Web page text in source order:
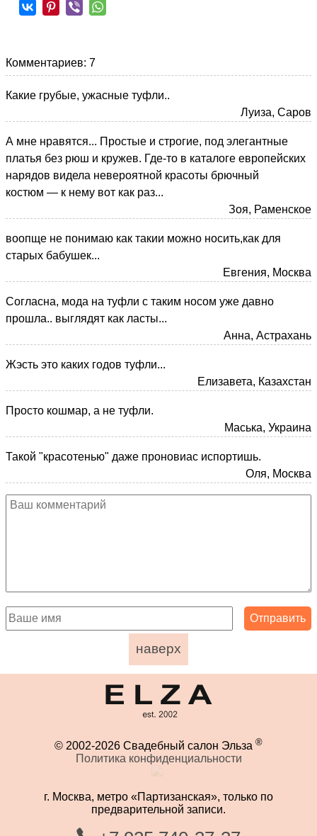
Комментариев: 7
Какие грубые, ужасные туфли..
Луиза, Саров
А мне нравятся... Простые и строгие, под элегантные
платья без рюш и кружев. Где-то в каталоге европейских
нарядов видела невероятной красоты брючный
костюм — к нему вот как раз...
Зоя, Раменское
воопще не понимаю как такии можно носить,как для
старых бабушек...
Евгения, Москва
Согласна, мода на туфли с таким носом уже давно
прошла.. выглядят как ласты...
Анна, Астрахань
Жэсть это каких годов туфли...
Елизавета, Казахстан
Просто кошмар, а не туфли.
Маська, Украина
Такой "красотенью" даже проновиас испортишь.
Оля, Москва
наверх
© 2002-2026 Свадебный салон Эльза ®
Политика конфиденциальности
г. Москва, метро «Партизанская», только по
предварительной записи.